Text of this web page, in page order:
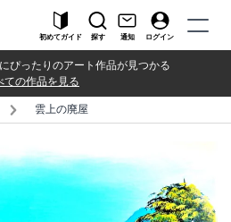
初めてガイド 探す 通知 ログイン
ぴったりのアート作品が見つかる
ての作品を見る
雲上の廃屋